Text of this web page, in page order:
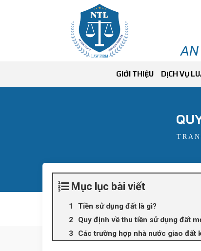
AN
GIỚI THIỆU DỊCH VỤ
Mục lục bài viết
Tiền sử dụng đất là gì?
Quy định về thu tiền sử dụng đất
Các trường hợp nhà nước giao đất